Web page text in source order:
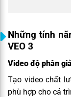
Những tính
VEO 3
Video độ phân
Tạo video chất
phù hợp cho cả